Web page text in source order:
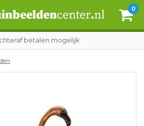
0
betalen mogelijk